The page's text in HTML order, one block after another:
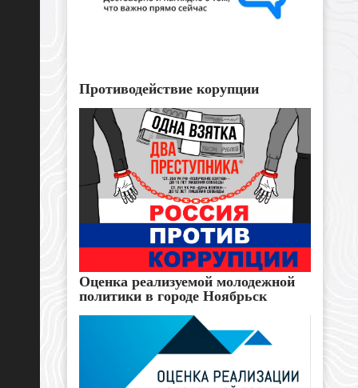
Противодействие корупции
Оценка реализуемой молодежной
политики в городе Ноябрьск